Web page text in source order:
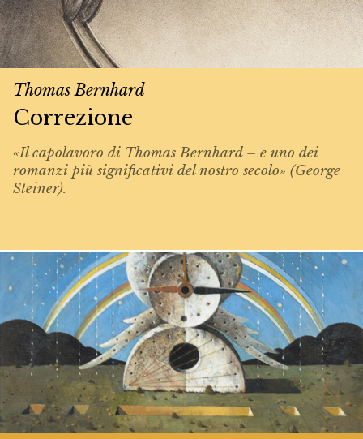
Thomas Bernhard
Correzione
«Il capolavoro di Thomas Bernhard – e uno dei
romanzi più significativi del nostro secolo» (George
Steiner).